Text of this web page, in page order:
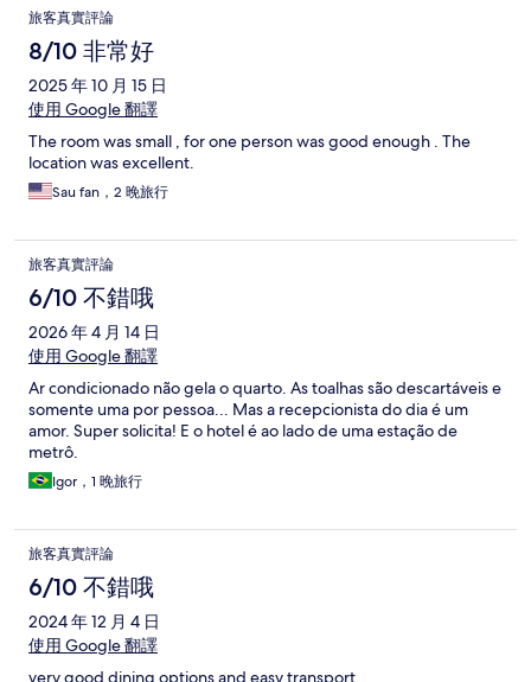
旅客真實評論
8/10 非常好
2025 年 10 月 15 日
使用 Google 翻譯
The room was small , for one person was good enough . The
location was excellent.
Sau fan，2 晚旅行
旅客真實評論
6/10 不錯哦
2026 年 4 月 14 日
使用 Google 翻譯
Ar condicionado não gela o quarto. As toalhas são descartáveis e
somente uma por pessoa... Mas a recepcionista do dia é um
amor. Super solicita! E o hotel é ao lado de uma estação de
metrô.
Igor，1 晚旅行
旅客真實評論
6/10 不錯哦
2024 年 12 月 4 日
使用 Google 翻譯
very good dining options and easy transport.